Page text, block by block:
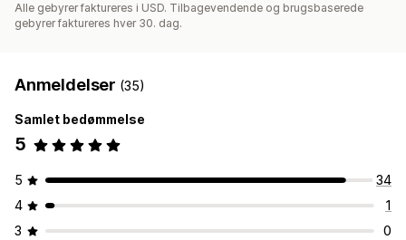
Alle gebyrer faktureres i USD. Tilbagevendende og brugsbaserede
gebyrer faktureres hver 30. dag.
Anmeldelser (35)
Samlet bedømmelse
5
5
34
4
1
3
0